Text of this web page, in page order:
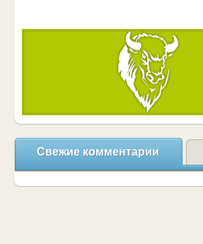
Свежие комментарии